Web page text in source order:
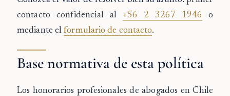
contacto confidencial al +56 2 3267 1946
o
mediante elformulario de contacto.
Base normativa de esta política
Los honorarios profesionales de abogados en Chile